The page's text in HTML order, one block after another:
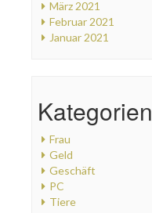
März 2021
Februar 2021
Januar 2021
Kategorien
Frau
Geld
Geschäft
PC
Tiere